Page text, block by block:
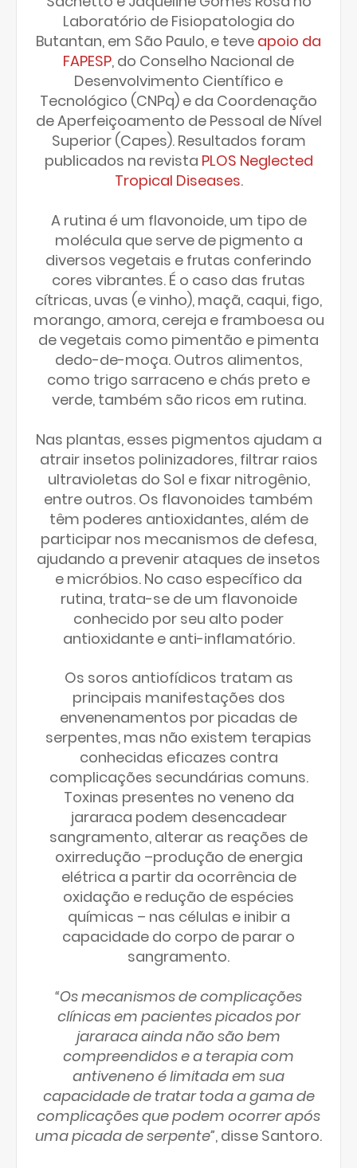
Laboratório de Fisiopatologia do
Butantan, em São Paulo, e teve apoio da
FAPESP, do Conselho Nacional de
Desenvolvimento Científico e
Tecnológico (CNPq) e da Coordenação
de Aperfeiçoamento de Pessoal de Nível
Superior (Capes). Resultados foram
publicados na revista PLOS Neglected
Tropical Diseases.
A rutina é um flavonoide, um tipo de
molécula que serve de pigmento a
diversos vegetais e frutas conferindo
cores vibrantes. É o caso das frutas
cítricas, uvas (e vinho), maçã, caqui, figo,
morango, amora, cereja e framboesa ou
de vegetais como pimentão e pimenta
dedo-de-moça. Outros alimentos,
como trigo sarraceno e chás preto e
verde, também são ricos em rutina.
Nas plantas, esses pigmentos ajudam a
atrair insetos polinizadores, filtrar raios
ultravioletas do Sol e fixar nitrogênio,
entre outros. Os flavonoides também
têm poderes antioxidantes, além de
participar nos mecanismos de defesa,
ajudando a prevenir ataques de insetos
e micróbios. No caso específico da
rutina, trata-se de um flavonoide
conhecido por seu alto poder
antioxidante e anti-inflamatório.
Os soros antiofídicos tratam as
principais manifestações dos
envenenamentos por picadas de
serpentes, mas não existem terapias
conhecidas eficazes contra
complicações secundárias comuns.
Toxinas presentes no veneno da
jararaca podem desencadear
sangramento, alterar as reações de
oxirredução –produção de energia
elétrica a partir da ocorrência de
oxidação e redução de espécies
químicas – nas células e inibir a
capacidade do corpo de parar o
sangramento.
“Os mecanismos de complicações
clínicas em pacientes picados por
jararaca ainda não são bem
compreendidos e a terapia com
antiveneno é limitada em sua
capacidade de tratar toda a gama de
complicações que podem ocorrer após
uma picada de serpente”, disse Santoro.